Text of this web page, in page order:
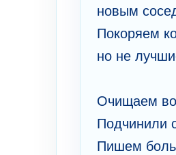
новым
Покоряем
но не
Очищаем
Подчинили
Пишем